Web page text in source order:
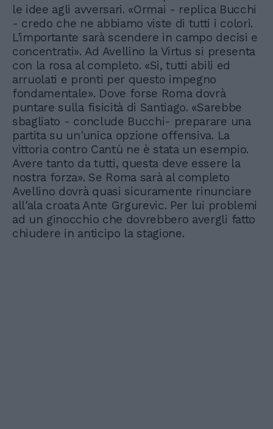
le idee agli avversari. «Ormai - replica Bucchi
- credo che ne abbiamo viste di tutti i colori.
L'importante sarà scendere in campo decisi e
concentrati». Ad Avellino la Virtus si presenta
con la rosa al completo. «Si, tutti abili ed
arruolati e pronti per questo impegno
fondamentale». Dove forse Roma dovrà
puntare sulla fisicità di Santiago. «Sarebbe
sbagliato - conclude Bucchi- preparare una
partita su un'unica opzione offensiva. La
vittoria contro Cantù ne è stata un esempio.
Avere tanto da tutti, questa deve essere la
nostra forza». Se Roma sarà al completo
Avellino dovrà quasi sicuramente rinunciare
all'ala croata Ante Grgurevic. Per lui problemi
ad un ginocchio che dovrebbero avergli fatto
chiudere in anticipo la stagione.